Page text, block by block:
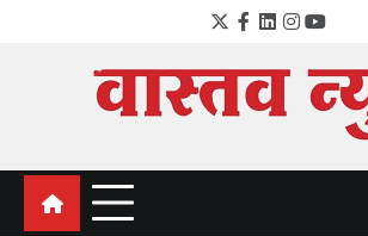
Twitter
Facebook
LinkedIn
Instagram
YouTube
VastavNEWSLive.com
a leading NEWS portal of Maharahstra